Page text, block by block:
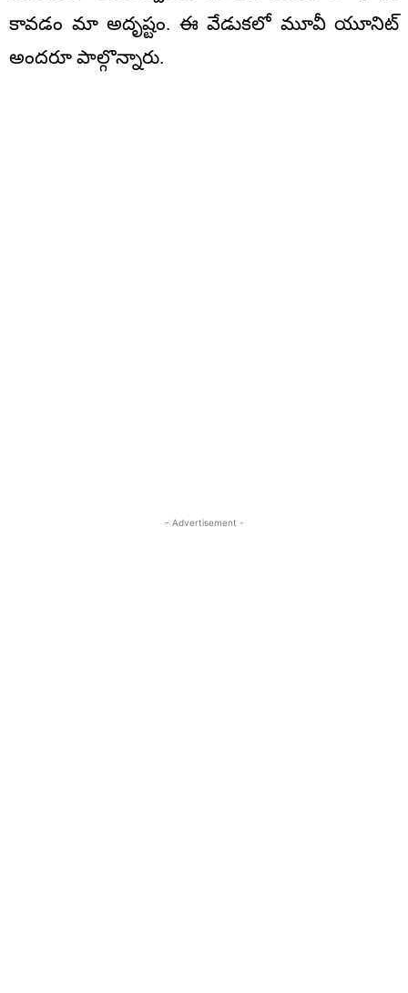
కావడం మా అదృష్టం. ఈ వేడుకలో మూవీ యూనిట్
అందరూ పాల్గొన్నారు.
- Advertisement -